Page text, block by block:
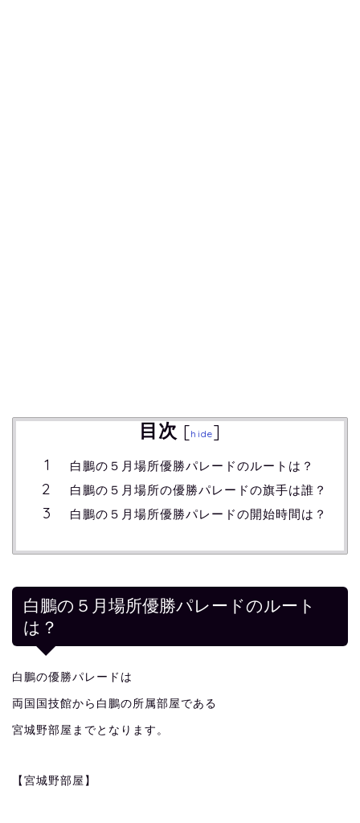
目次 [hide]
白鵬の５月場所優勝パレードのルートは？
白鵬の５月場所の優勝パレードの旗手は誰？
白鵬の５月場所優勝パレードの開始時間は？
白鵬の５月場所優勝パレードのルート
は？
白鵬の優勝パレードは
両国国技館から白鵬の所属部屋である
宮城野部屋までとなります。
【宮城野部屋】